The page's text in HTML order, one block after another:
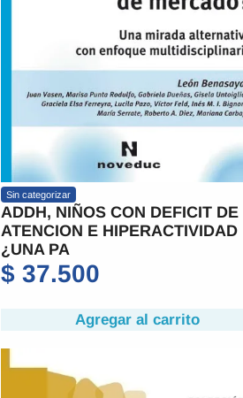
Sin categorizar
ADDH, NIÑOS CON DEFICIT DE
ATENCION E HIPERACTIVIDAD
¿UNA PA
$ 37.500
Agregar al carrito